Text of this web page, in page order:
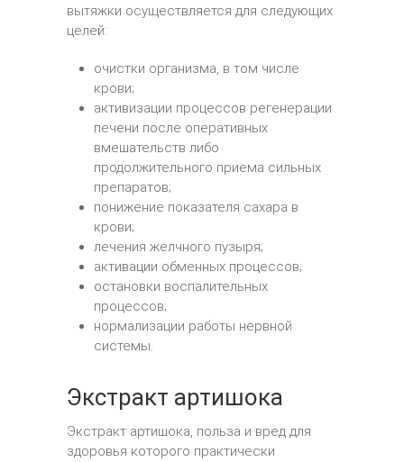
вытяжки осуществляется для следующих
целей:
очистки организма, в том числе
крови;
активизации процессов регенерации
печени после оперативных
вмешательств либо
продолжительного приема сильных
препаратов;
понижение показателя сахара в
крови;
лечения желчного пузыря;
активации обменных процессов;
остановки воспалительных
процессов;
нормализации работы нервной
системы.
Экстракт артишока
Экстракт артишока, польза и вред для
здоровья которого практически